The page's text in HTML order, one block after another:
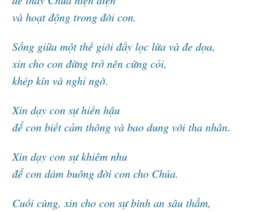
và hoạt động trong đời con.
Sống giữa một thế giới đầy lọc lừa và đe dọa,
xin cho con đừng trở nên cứng cỏi,
khép kín và nghi ngờ.
Xin dạy con sự hiền hậu
để con biết cảm thông và bao dung với tha nhân.
Xin dạy con sự khiêm nhu
để con dám buông đời con cho Chúa.
Cuối cùng, xin cho con sự bình an sâu thẳm,